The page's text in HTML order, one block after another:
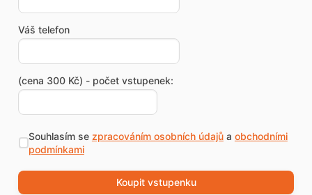
Váš telefon
(cena 300 Kč) - počet vstupenek:
Souhlasím se zpracováním osobních údajůa obchodními
podmínkami
Koupit vstupenku